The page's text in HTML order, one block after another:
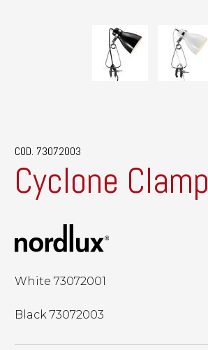
COD. 73072003
Cyclone Clamp
White 73072001
Black 73072003